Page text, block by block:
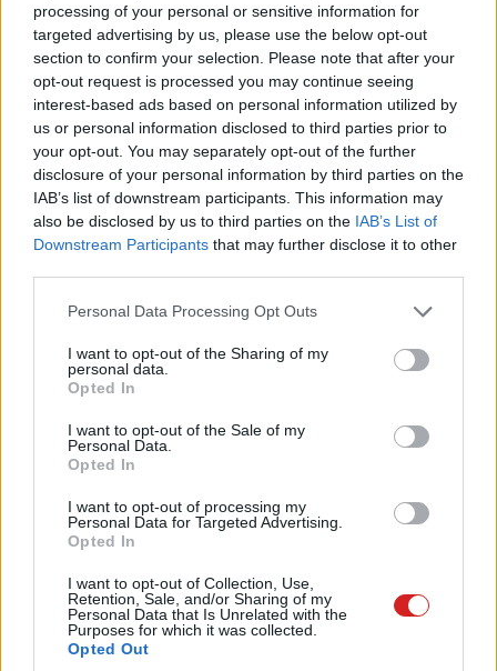
processing of your personal or sensitive information for
targeted advertising by us, please use the below opt-out
section to confirm your selection. Please note that after your
opt-out request is processed you may continue seeing
interest-based ads based on personal information utilized by
us or personal information disclosed to third parties prior to
your opt-out. You may separately opt-out of the further
disclosure of your personal information by third parties on the
IAB’s list of downstream participants. This information may
also be disclosed by us to third parties on the IAB’s List of
Downstream Participants that may further disclose it to other
Please note that this website/app uses one or more Google
not limited to your visit or usage behaviour. You may click to
grant or deny consent to Google and its third-party tags to
use your data for below specified purposes in below Google
consent section.
Personal Data Processing Opt Outs
I want to opt-out of the Sharing of my
personal data.
Opted In
I want to opt-out of the Sale of my
Personal Data.
Opted In
I want to opt-out of processing my
Personal Data for Targeted Advertising.
Opted In
I want to opt-out of Collection, Use,
Retention, Sale, and/or Sharing of my
Personal Data that Is Unrelated with the
Purposes for which it was collected.
Opted Out
A gyártó hangsúlyozta, hogy a Samsung Pay az egyik
legbiztonságosabb rendszer, ami a vásárlásokat a
Frissítés: a Samsung hivatalosan is reagált a
"Az elmúlt napokban valótlan állítások láttak napvilágot a
Szeretnénk hangsúlyozni, hogy a Samsung Pay
szolgáltatás magas szintű biztonsági technológiát
használ és jelenleg ez a legszélesebb körben elfogadott
mobilfizetési megoldás.
A Samsung Pay minden egyes tranzakció során a
bankkártya számát helyettesítő digitális tokent használ.